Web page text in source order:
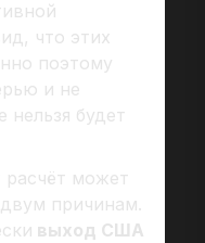
что этих
поэтому
и не
нельзя будет
может
причинам.
выход США